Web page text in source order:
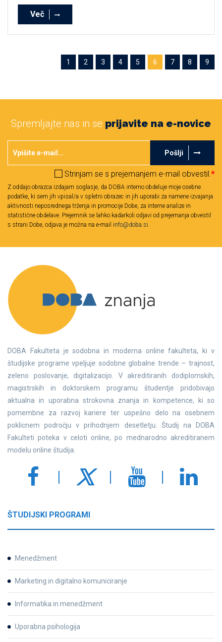
Več
1 2 3 4 5 6 7 8 9
Spremljajte nas in se prijavite na e-novice
Pošlji
Strinjam se s prejemanjem e-mail obvestil.*
Z oddajo obrazca izdajam soglasje, da DOBA interno obdeluje moje osebne
podatke, ki sem jih vpisal/a v spletni obrazec in jih uporabi za namene izvajanja
aktivnosti neposrednega trženja in promocije Dobe, za interne analize in
statistične obdelave. Prejemnik se lahko kadarkoli odjavi od prejemanja obvestil
s strani Dobe, odjava je možna na e-mail info@doba.si.
DOBA Fakulteta je sodobna in moderna online fakulteta, ki v
študijske programe vpeljuje sodobne globalne trende – trajnost,
zeleno poslovanje, digitalizacijo. V akreditiranih dodiplomskih,
magistrskih in doktorskem programu študentje pridobivajo
aktualna in uporabna strokovna znanja in kompetence, ki so
pomembne za razvoj kariere ter uspešno delo na osebnem
poklicnem področju v prihodnjem desetletju. Študij na DOBA
Fakulteti poteka v celoti online, po mednarodno akreditiranem
modelu online študija.
ŠTUDIJSKI PROGRAMI
Menedžment
Marketing in digitalno komuniciranje
Informatika in menedžment
Uporabna psihologija